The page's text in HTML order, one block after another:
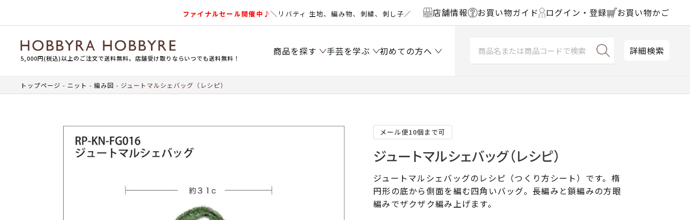
ファイナルセール開催中♪＼リバティ 生地、編み物、刺繍、刺し子／ 店舗情報 お買い物ガイド ログイン・登録 お買い物かご
5,000円(税込)以上のご注文で送料無料。店舗受け取りならいつでも送料無料！
商品を探す 手芸を学ぶ 初めての方へ 詳細検索
トップページ ニット 編み図 ジュートマルシェバッグ（レシピ）
メール便10個まで可
ジュートマルシェバッグ（レシピ）
ジュートマルシェバッグのレシピ（つくり方シート）です。楕
円形の底から側面を編む四角いバッグ。長編みと鎖編みの方眼
編みでザクザク編み上げます。